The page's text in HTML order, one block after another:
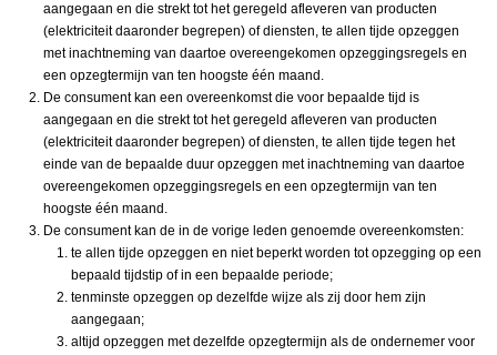
aangegaan en die strekt tot het geregeld afleveren van producten
(elektriciteit daaronder begrepen) of diensten, te allen tijde opzeggen
met inachtneming van daartoe overeengekomen opzeggingsregels en
een opzegtermijn van ten hoogste één maand.
De consument kan een overeenkomst die voor bepaalde tijd is
aangegaan en die strekt tot het geregeld afleveren van producten
(elektriciteit daaronder begrepen) of diensten, te allen tijde tegen het
einde van de bepaalde duur opzeggen met inachtneming van daartoe
overeengekomen opzeggingsregels en een opzegtermijn van ten
hoogste één maand.
De consument kan de in de vorige leden genoemde overeenkomsten:
te allen tijde opzeggen en niet beperkt worden tot opzegging op een
bepaald tijdstip of in een bepaalde periode;
tenminste opzeggen op dezelfde wijze als zij door hem zijn
aangegaan;
altijd opzeggen met dezelfde opzegtermijn als de ondernemer voor